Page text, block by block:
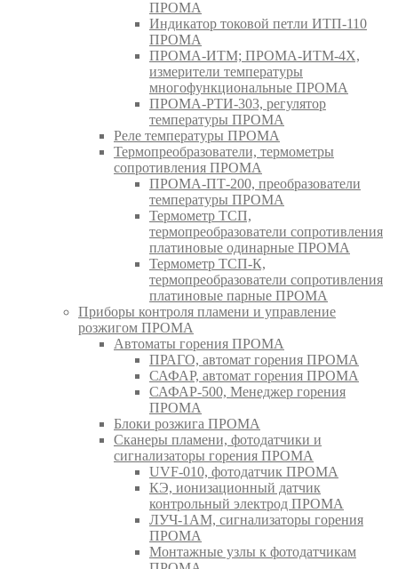
ПРОМА
Индикатор токовой петли ИТП-110
ПРОМА
ПРОМА-ИТМ; ПРОМА-ИТМ-4Х,
измерители температуры
многофункциональные ПРОМА
ПРОМА-РТИ-303, регулятор
температуры ПРОМА
Реле температуры ПРОМА
Термопреобразователи, термометры
сопротивления ПРОМА
ПРОМА-ПТ-200, преобразователи
температуры ПРОМА
Термометр ТСП,
термопреобразователи сопротивления
платиновые одинарные ПРОМА
Термометр ТСП-К,
термопреобразователи сопротивления
платиновые парные ПРОМА
Приборы контроля пламени и управление
розжигом ПРОМА
Автоматы горения ПРОМА
ПРАГО, автомат горения ПРОМА
САФАР, автомат горения ПРОМА
САФАР-500, Менеджер горения
ПРОМА
Блоки розжига ПРОМА
Сканеры пламени, фотодатчики и
сигнализаторы горения ПРОМА
UVF-010, фотодатчик ПРОМА
КЭ, ионизационный датчик
контрольный электрод ПРОМА
ЛУЧ-1АМ, сигнализаторы горения
ПРОМА
Монтажные узлы к фотодатчикам